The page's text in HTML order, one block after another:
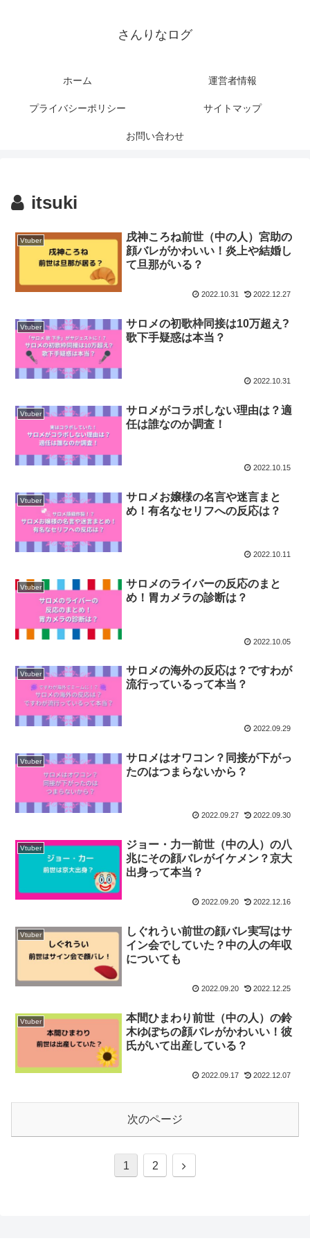
さんりなログ
ホーム 運営者情報
プライバシーポリシー サイトマップ
お問い合わせ
itsuki
Vtuber
戌神ころね前世（中の人）宮助の
顔バレがかわいい！炎上や結婚し
て旦那がいる？
2022.10.31 2022.12.27
Vtuber
サロメの初歌枠同接は10万超え?
歌下手疑惑は本当？
2022.10.31
Vtuber
サロメがコラボしない理由は？適
任は誰なのか調査！
2022.10.15
Vtuber
サロメお嬢様の名言や迷言まと
め！有名なセリフへの反応は？
2022.10.11
Vtuber
サロメのライバーの反応のまと
め！胃カメラの診断は？
2022.10.05
Vtuber
サロメの海外の反応は？ですわが
流行っているって本当？
2022.09.29
Vtuber
サロメはオワコン？同接が下がっ
たのはつまらないから？
2022.09.27 2022.09.30
Vtuber
ジョー・力一前世（中の人）の八
兆にその顔バレがイケメン？京大
出身って本当？
2022.09.20 2022.12.16
Vtuber
しぐれうい前世の顔バレ実写はサ
イン会でしていた？中の人の年収
についても
2022.09.20 2022.12.25
Vtuber
本間ひまわり前世（中の人）の鈴
木ゆぽちの顔バレがかわいい！彼
氏がいて出産している？
2022.09.17 2022.12.07
次のページ
1 2
次